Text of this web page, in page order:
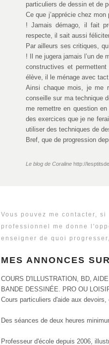
particuliers de dessin et de
Ce que j’apprécie chez
! Jamais démago, il fait
respecte, il sait aussi
Par ailleurs ses critiques,
! Il ne jugera jamais l’un de
constructives et permettent
élève, il le ménage avec
Ainsi chaque mois, je me
conseille sur ma technique
me remettre en question
des exercices que je ne
utiliser des techniques de
Bref, que de progression
Le blog de Coraline http://
Vous pouvez me contacter,
professionnel me donne
enseigner de quoi
MES ANNONCES
COURS D'ILLUSTRATION, BD,
BANDE DESSINÉE. PRO OU
Cours particuliers d'aide aux
Des séances de deux heures
Professeur d'école depuis 2006,